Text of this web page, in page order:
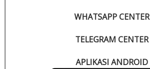
WHATSAPP CENTER
TELEGRAM CENTER
APLIKASI ANDROID